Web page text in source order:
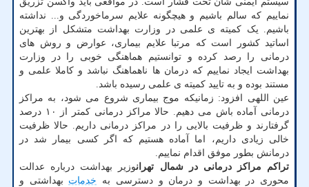
نماییم که سالم باشیم و هیچگونه علایم سرماخوردگی و... نداشته
باشیم. یک کمیته ی علمی در وزارت بهداشت متشکل از بهترین
اساتید کشور است که مرتبا علایم بیماری، عوارض و روش های
درمانی را رصد کرده و توانستیم هماهنگی خوبی را در وزارت
بهداشت ایجاد نماییم که درمان ها ناهماهنگ نباشد و کاملا علمی و
مستند بوده و به تایید کمیته ی علمی رسیده باشد.
عین اللهی افزود: زمانیکه موج بیماری شروع می شود، به مراکز
درمانی آماده باش می دهیم. حالا مراکز درمانی کمتر از ۱۰ درصد
گرفتارند و ظرفیت بالایی را در مراکز درمانی داریم. حالا ظرفیت
خالی زیادی داریم، اما آماده هستیم که اگر کسی بیمار شد در
درمانش بطور موفق اقدام نماییم.
تراکم مراکز درمانی در شمال تهرانوزیر بهداشت درباره عدالت
محوری در بهداشت و درمان و دسترسی به خدمات بهداشتی و